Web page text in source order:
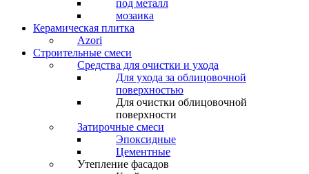
под металл
мозаика
Керамическая плитка
Azori
Строительные смеси
Средства для очистки и ухода
Для ухода за облицовочной
поверхностью
Для очистки облицовочной
поверхности
Затирочные смеси
Эпоксидные
Цементные
Утепление фасадов